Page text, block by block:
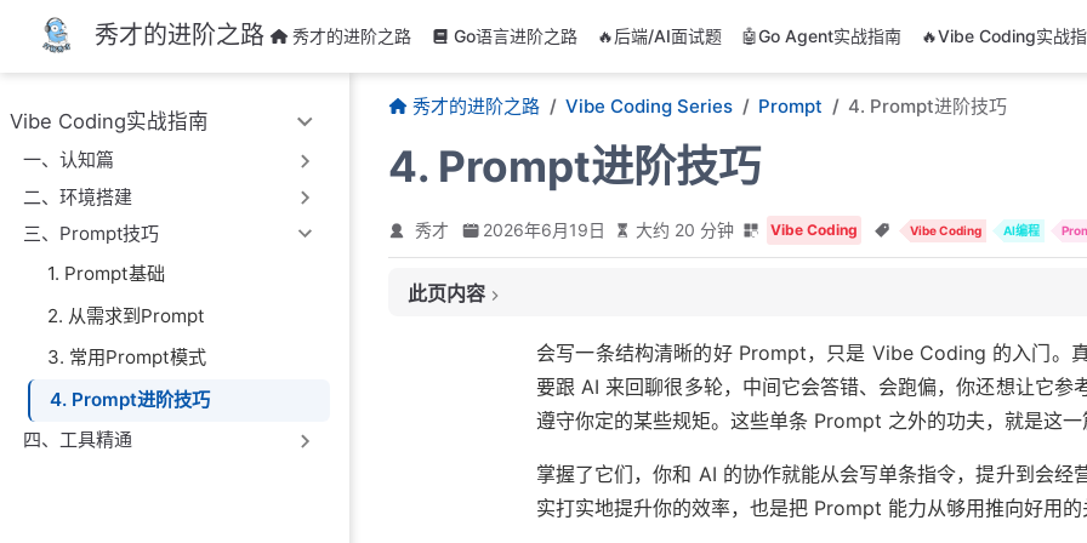
跳至主要內容秀才的进阶之路 秀才的进阶之路 Go语言进阶之路 🔥后端/AI面试题 🤖Go Agent实战指南 🔥Vibe Coding实战
Vibe Coding实战指南
一、认知篇
二、环境搭建
三、Prompt技巧
1. Prompt基础
2. 从需求到Prompt
3. 常用Prompt模式
4. Prompt进阶技巧
四、工具精通
秀才的进阶之路 Vibe Coding Series Prompt 4. Prompt进阶技巧
4. Prompt进阶技巧
秀才 2026年6月19日 大约 20 分钟 Vibe Coding Vibe Coding AI编程
此页内容
2. 如何纠正 AI 的错误输出
3. 给 AI 一个参考样板
4. 用项目级配置立长期规矩
5. 让 AI 先提问再动手
6. Prompt 调试与优化方法
会写一条结构清晰的好 Prompt，只是 Vibe Coding 的入门
要跟 AI 来回聊很多轮，中间它会答错、会跑偏，你还想让它参
遵守你定的某些规矩。这些单条 Prompt 之外的功夫，就是这
掌握了它们，你和 AI 的协作就能从会写单条指令，提升到会
实打实地提升你的效率，也是把 Prompt 能力从够用推向好用